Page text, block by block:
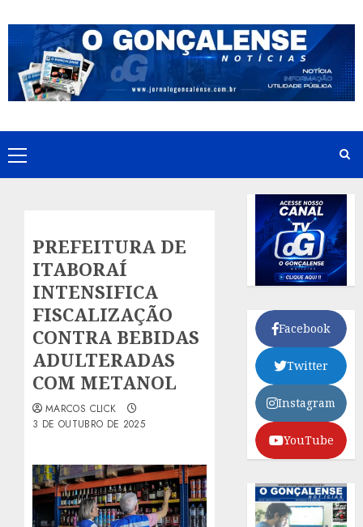
to
content
Primary
Menu
PREFEITURA DE
ITABORAÍ
INTENSIFICA
FISCALIZAÇÃO
CONTRA BEBIDAS
ADULTERADAS
COM METANOL
MARCOS CLICK
3 DE OUTUBRO DE 2025
Facebook
Twitter
Instagram
YouTube